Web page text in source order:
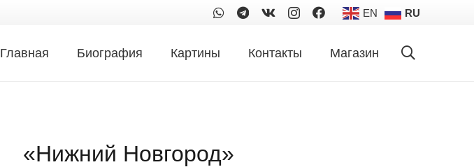
EN RU
Главная Биография Картины Контакты Магазин
«Нижний Новгород»